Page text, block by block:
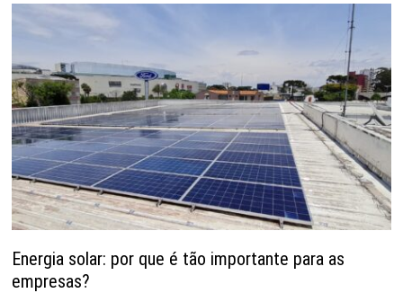
Energia solar: por que é tão importante para as
empresas?